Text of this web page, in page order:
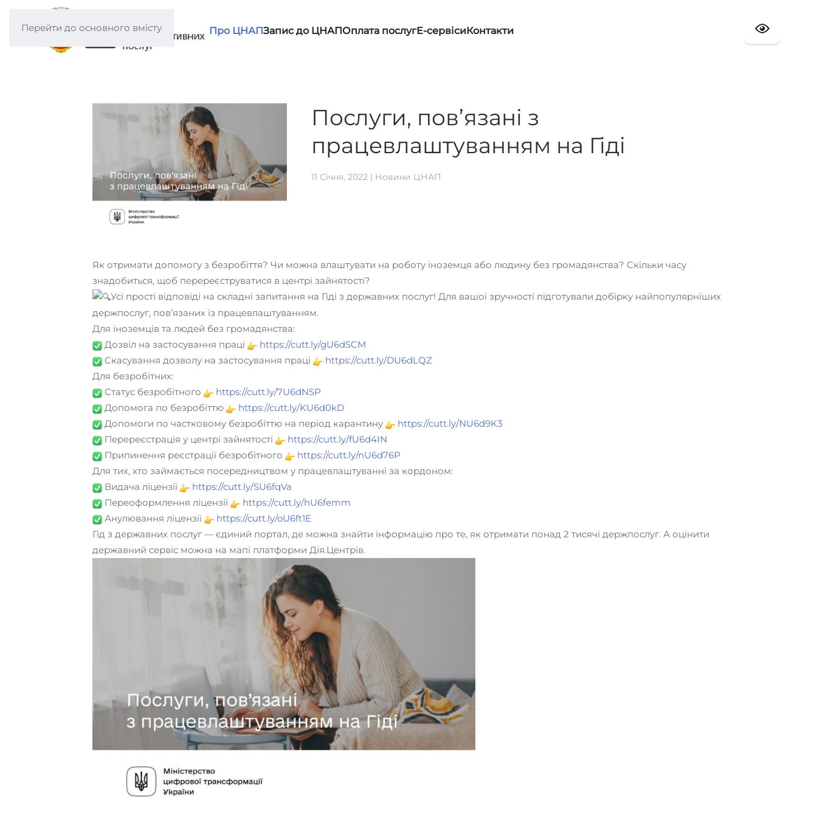
Перейти до основного вмісту Про ЦНАПЗапис до ЦНАПОплата послугЕ-сервісиКонтакти
Послуги, пов’язані з
працевлаштуванням на Гіді
11 Січня, 2022 | Новини ЦНАП
Як отримати допомогу з безробіття? Чи можна влаштувати на роботу іноземця або людину без громадянства? Скільки часу
знадобиться, щоб перереєструватися в центрі зайнятості?
Усі прості відповіді на складні запитання на Гіді з державних послуг! Для вашої зручності підготували добірку найпопулярніших
держпослуг, пов’язаних із працевлаштуванням.
Для іноземців та людей без громадянства:
Дозвіл на застосування праці
https://cutt.ly/gU6dSCM
Скасування дозволу на застосування праці
https://cutt.ly/DU6dLQZ
Для безробітних:
Статус безробітного
https://cutt.ly/7U6dNSP
Допомога по безробіттю
https://cutt.ly/KU6d0kD
Допомоги по частковому безробіттю на період карантину
https://cutt.ly/NU6d9K3
Перереєстрація у центрі зайнятості
https://cutt.ly/fU6d4IN
Припинення реєстрації безробітного
https://cutt.ly/nU6d76P
Для тих, хто займається посередництвом у працевлаштуванні за кордоном:
Видача ліцензії
https://cutt.ly/SU6fqVa
Переоформлення ліцензії
https://cutt.ly/hU6femm
Анулювання ліцензії
https://cutt.ly/oU6ft1E
Гід з державних послуг — єдиний портал, де можна знайти інформацію про те, як отримати понад 2 тисячі держпослуг. А оцінити
державний сервіс можна на мапі платформи Дія.Центрів.